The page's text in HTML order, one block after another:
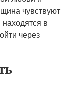
чувствуют
в
через